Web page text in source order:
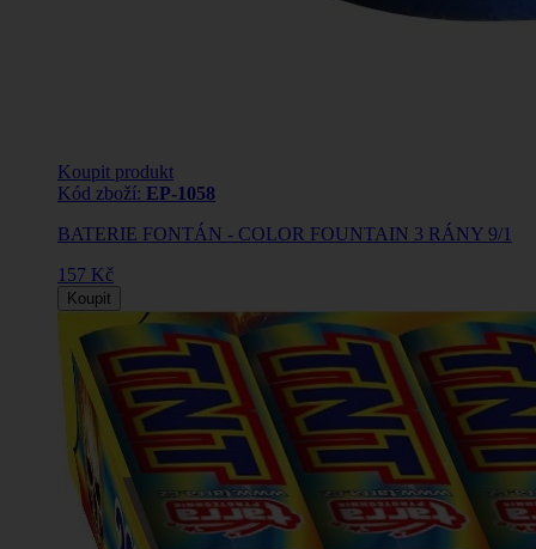
Koupit produkt
Kód zboží: EP-1058
BATERIE FONTÁN - COLOR FOUNTAIN 3 RÁNY 9/1
157 Kč
Koupit